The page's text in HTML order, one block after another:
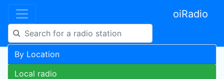
oiRadio
By Location
Local radio